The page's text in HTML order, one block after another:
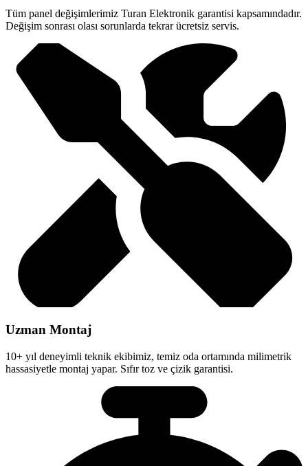
Tüm panel değişimlerimiz Turan Elektronik garantisi kapsamındadır.
Değişim sonrası olası sorunlarda tekrar ücretsiz servis.
Uzman Montaj
10+ yıl deneyimli teknik ekibimiz, temiz oda ortamında milimetrik
hassasiyetle montaj yapar. Sıfır toz ve çizik garantisi.